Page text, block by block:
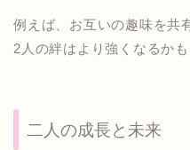
例えば、お互いの趣味を共
2人の絆はより強くなるかも
二人の成長と未来